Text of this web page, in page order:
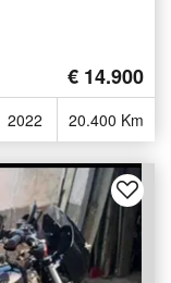
€ 14.900
2022 20.400 Km